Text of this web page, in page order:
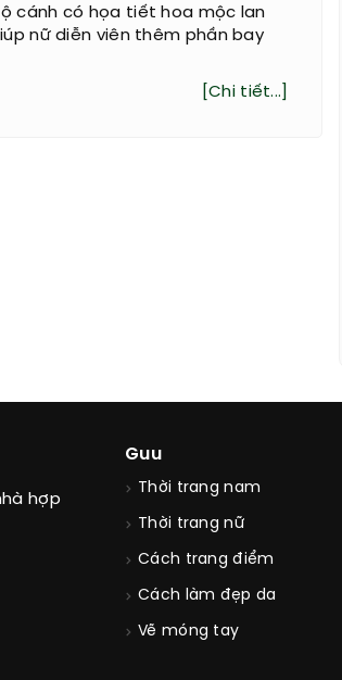
cánh có họa tiết hoa mộc lan
nữ diễn viên thêm phần bay
[Chi tiết...]
hợp
Guu
Thời trang nam
Thời trang nữ
Cách trang điểm
Cách làm đẹp da
Vẽ móng tay